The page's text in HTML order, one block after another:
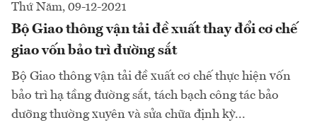
Thứ Năm, 09-12-2021
Bộ Giao thông vận tải đề xuất thay đổi cơ chế
giao vốn bảo trì đường sắt
Bộ Giao thông vận tải đề xuất cơ chế thực hiện vốn
bảo trì hạ tầng đường sắt, tách bạch công tác bảo
dưỡng thường xuyên và sửa chữa định kỳ...